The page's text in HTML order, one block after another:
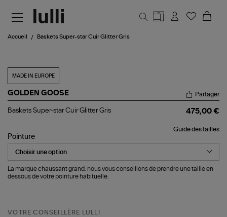
Accueil Baskets Super-star Cuir Glitter Gris
MADE IN EUROPE
GOLDEN GOOSE
Baskets
Cuir
Glitter
Gris
Partager
Baskets Super-star Cuir Glitter Gris 475,00 €
Guide des tailles
Pointure
La marque chaussant grand, nous vous conseillons de prendre une taille en
dessous de votre pointure habituelle.
VOTRE CONSEILLÈRE LULLI